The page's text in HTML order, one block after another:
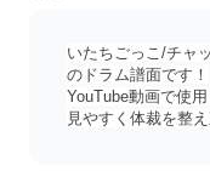
いたちごっこ/チャ
のドラム譜面です！
YouTube動画で使
見やすく体裁を整